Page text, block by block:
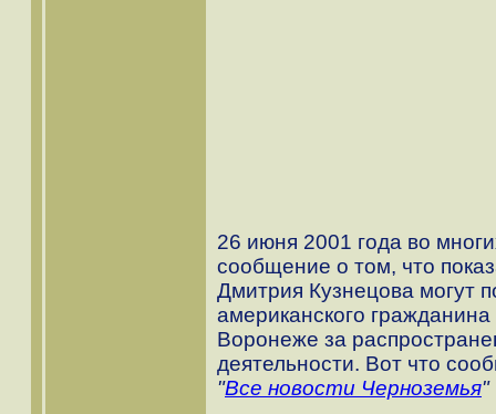
26 июня 2001 года во
сообщение о том, что
Дмитрия Кузнецова могут
американского
Воронеже за
деятельности. Вот что
"Все новости Черноземья"